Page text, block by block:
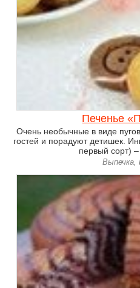
Печенье
Очень необычные в виде
гостей и порадуют детишек.
первый сорт)
Выпечка,